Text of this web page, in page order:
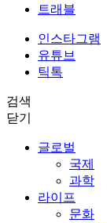
트래블
인스타그램
유튜브
틱톡
검색
닫기
글로벌
국제
과학
라이프
문화